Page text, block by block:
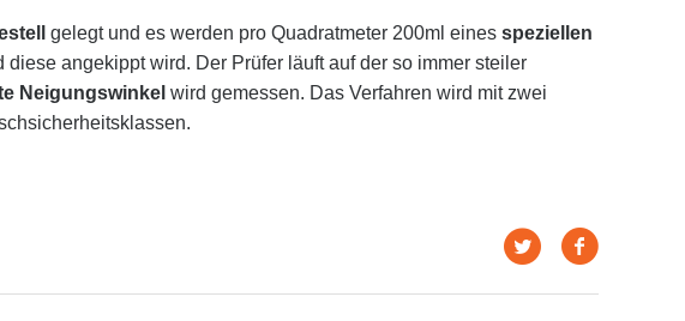
gelegt und es werden pro Quadratmeter 200ml eines speziellen
angekippt wird. Der Prüfer läuft auf der so immer steiler
Neigungswinkel wird gemessen. Das Verfahren wird mit zwei